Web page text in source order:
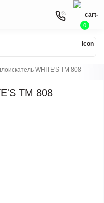
0
WHITE'S TM 808
TM 808